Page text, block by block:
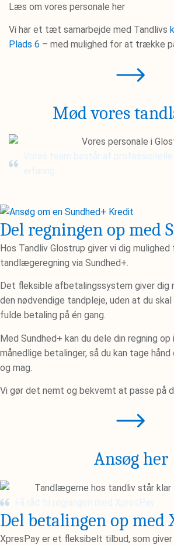
Vores team består af professionelle
erfaring
Læs om vores personale her
Vi har et tæt samarbejde med Tandlivs
Plads 6 – med mulighed for at trække
Mød vores
Del regningen op med
Hos Tandliv Glostrup giver vi dig
tandlægeregning via Sundhed+.
Det fleksible afbetalingssystem giver dig
den nødvendige tandpleje, uden at du
fulde betaling på én gang.
Med Sundhed+ kan du dele din regning
månedlige betalinger, så du kan tage
og mag.
Vi gør det nemt og bekvemt at passe på
Ansøg her
Få råd til regningen med XpresPay
Del betalingen op med
XpresPay er et fleksibelt tilbud, som